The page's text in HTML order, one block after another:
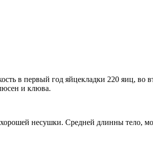
в первый год яйцекладки 220 яиц, во
и клюва.
несушки. Средней длинны тело,